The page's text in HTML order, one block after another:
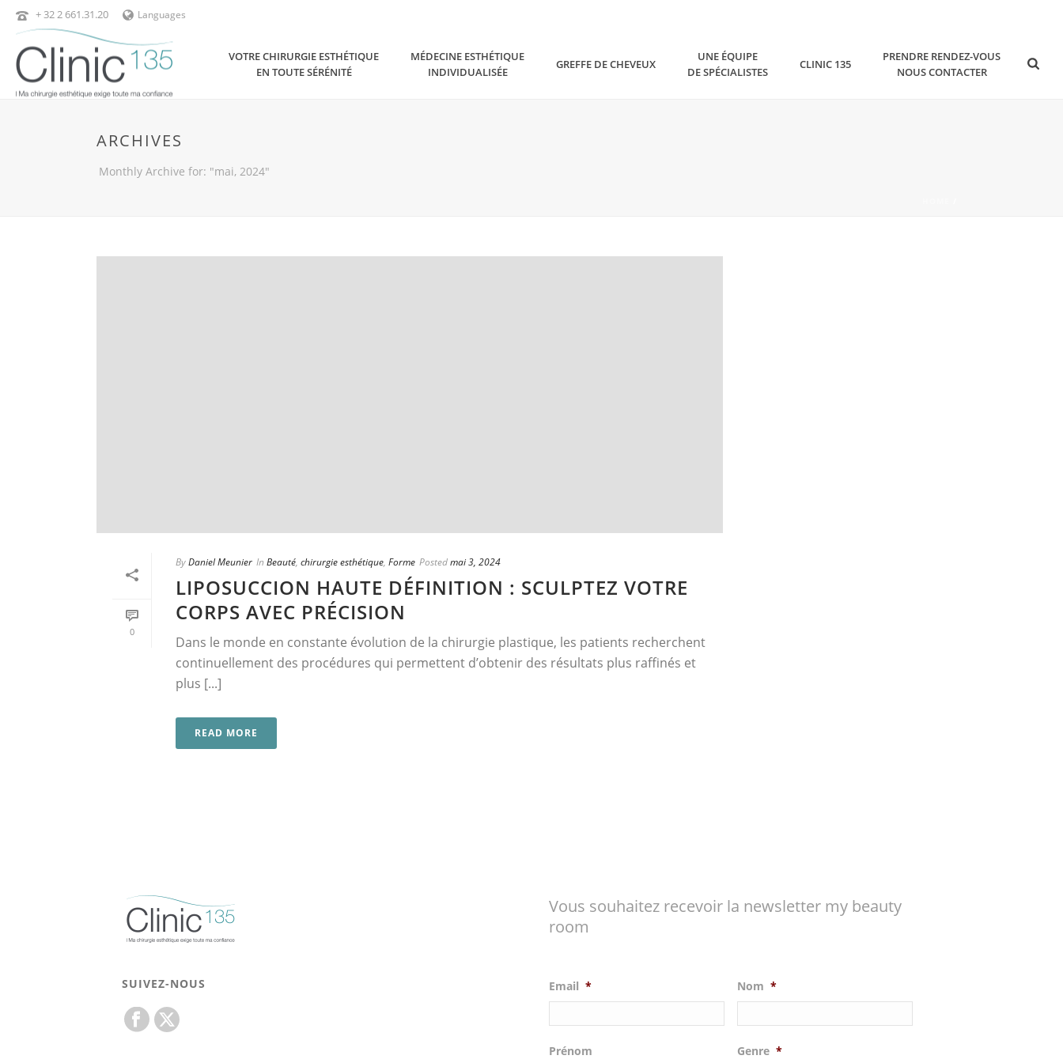
+ 32 2 661.31.20 Languages
VOTRE CHIRURGIE ESTHÉTIQUE
EN TOUTE SÉRÉNITÉ
MÉDECINE ESTHÉTIQUE
INDIVIDUALISÉE
GREFFE DE CHEVEUX
UNE ÉQUIPE
DE SPÉCIALISTES
CLINIC 135
PRENDRE RENDEZ-VOUS
NOUS CONTACTER
ARCHIVES
Monthly Archive for: "mai, 2024"
0
ByDaniel Meunier In Beauté, chirurgie esthétique, Forme Postedmai 3, 2024
LIPOSUCCION HAUTE DÉFINITION : SCULPTEZ VOTRE
CORPS AVEC PRÉCISION
Dans le monde en constante évolution de la chirurgie plastique, les patients recherchent
continuellement des procédures qui permettent d’obtenir des résultats plus raffinés et
plus [...]
READ MORE
SUIVEZ-NOUS
Vous souhaitez recevoir la newsletter my beauty
room
Email * Nom *
Prénom Genre *